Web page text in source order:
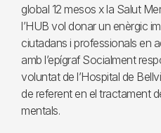
global 12 mesos x la Salut
l’HUB vol donar un enèrgic
ciutadans i professionals en
amb l’epígraf Socialment
voluntat de l’Hospital de
de referent en el tractament
mentals.